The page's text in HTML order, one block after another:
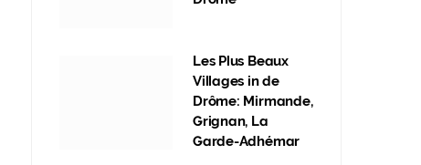
Les Plus Beaux
Villages in de
Drôme: Mirmande,
Grignan, La
Garde-Adhémar